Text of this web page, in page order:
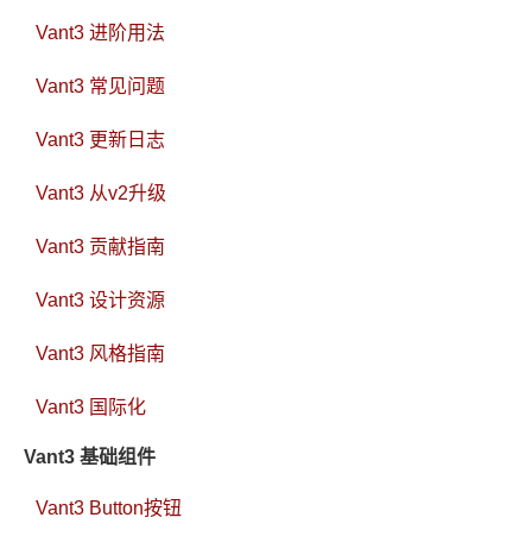
Vant3 进阶用法
Vant3 常见问题
Vant3 更新日志
Vant3 从v2升级
Vant3 贡献指南
Vant3 设计资源
Vant3 风格指南
Vant3 国际化
Vant3 基础组件
Vant3 Button按钮